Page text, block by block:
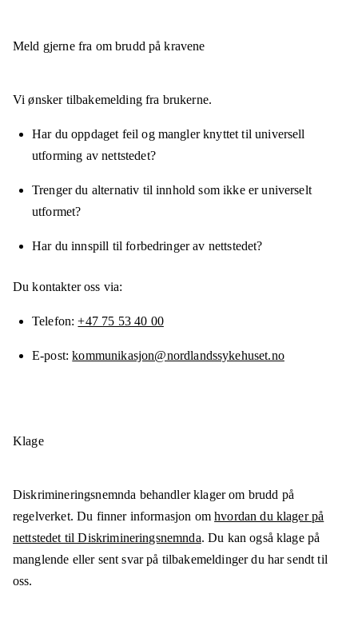
Meld gjerne fra om brudd på kravene
Vi ønsker tilbakemelding fra brukerne.
Har du oppdaget feil og mangler knyttet til universell
utforming av nettstedet?
Trenger du alternativ til innhold som ikke er universelt
utformet?
Har du innspill til forbedringer av nettstedet?
Du kontakter oss via:
Telefon +47 75 53 40 00
E-post kommunikasjon@nordlandssykehuset.no
Klage
Diskrimineringsnemnda behandler klager om brudd på
regelverket. Du finner informasjon omhvordan du klager på
nettstedet til Diskrimineringsnemnda. Du kan også klage på
manglende eller sent svar på tilbakemeldinger du har sendt til
oss.